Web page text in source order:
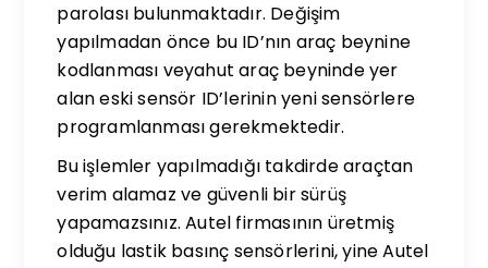
parolası bulunmaktadır. Değişim
yapılmadan önce bu ID’nın araç beynine
kodlanması veyahut araç beyninde yer
alan eski sensör ID’lerinin yeni sensörlere
programlanması gerekmektedir.
Bu işlemler yapılmadığı takdirde araçtan
verim alamaz ve güvenli bir sürüş
yapamazsınız. Autel firmasının üretmiş
olduğu lastik basınç sensörlerini, yine Autel